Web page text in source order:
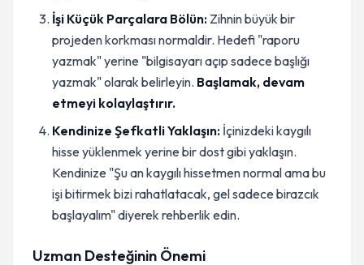
İşi Küçük Parçalara Bölün: Zihnin büyük bir
projeden korkması normaldir. Hedefi "raporu
yazmak" yerine "bilgisayarı açıp sadece başlığı
yazmak" olarak belirleyin. Başlamak, devam
etmeyi kolaylaştırır.
Kendinize Şefkatli Yaklaşın: İçinizdeki kaygılı
hisse yüklenmek yerine bir dost gibi yaklaşın.
Kendinize "Şu an kaygılı hissetmen normal ama bu
işi bitirmek bizi rahatlatacak, gel sadece birazcık
başlayalım" diyerek rehberlik edin.
Uzman Desteğinin Önemi